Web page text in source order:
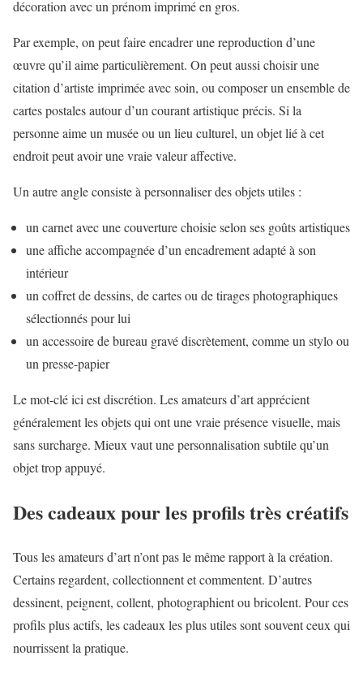
décoration avec un prénom imprimé en gros.
Par exemple, on peut faire encadrer une reproduction d’une
œuvre qu’il aime particulièrement. On peut aussi choisir une
citation d’artiste imprimée avec soin, ou composer un ensemble de
cartes postales autour d’un courant artistique précis. Si la
personne aime un musée ou un lieu culturel, un objet lié à cet
endroit peut avoir une vraie valeur affective.
Un autre angle consiste à personnaliser des objets utiles :
un carnet avec une couverture choisie selon ses goûts artistiques
une affiche accompagnée d’un encadrement adapté à son
intérieur
un coffret de dessins, de cartes ou de tirages photographiques
sélectionnés pour lui
un accessoire de bureau gravé discrètement, comme un stylo ou
un presse-papier
Le mot-clé ici est discrétion. Les amateurs d’art apprécient
généralement les objets qui ont une vraie présence visuelle, mais
sans surcharge. Mieux vaut une personnalisation subtile qu’un
objet trop appuyé.
Des cadeaux pour les profils très créatifs
Tous les amateurs d’art n’ont pas le même rapport à la création.
Certains regardent, collectionnent et commentent. D’autres
dessinent, peignent, collent, photographient ou bricolent. Pour ces
profils plus actifs, les cadeaux les plus utiles sont souvent ceux qui
nourrissent la pratique.